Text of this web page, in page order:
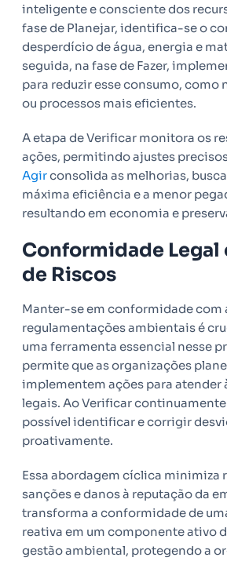
inteligente e consciente dos
fase de Planejar, identifica-se o
desperdício de água, energia e
seguida, na fase de Fazer,
para reduzir esse consumo, como
ou processos mais eficientes.
A etapa de Verificar monitora os
ações, permitindo ajustes
Agirconsolida as melhorias,
máxima eficiência e a menor
resultando em economia e
Conformidade Legal
de Riscos
Manter-se em conformidade com
regulamentações ambientais é
uma ferramenta essencial nesse
permite que as organizações
implementem ações para atender
legais. Ao Verificar
possível identificar e corrigir
proativamente.
Essa abordagem cíclica minimiza
sanções e danos à reputação da
transforma a conformidade de
reativa em um componente ativo
gestão ambiental, protegendo a